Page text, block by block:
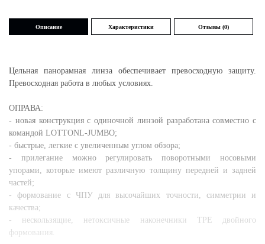
Описание Характеристики Отзывы (0)
Цельная панорамная линза обеспечивает превосходную защиту.
Превосходная работа в любых условиях.
ОПРАВА:
- новая конструкция с одиночной линзой разработана совместно с
командой LOTTONL-JUMBO;
- быстрые, легкие с увеличенным углом обзора;
- прилегание можно регулировать поворотными носовыми
упорами, которые имеют различную толщину передней и задней
частей;
- формование с ЧПУ для высочайших точности, симметрии и
качества;
- нескользящие, нетоксичные наконечники ТРЕ двойного
формования.